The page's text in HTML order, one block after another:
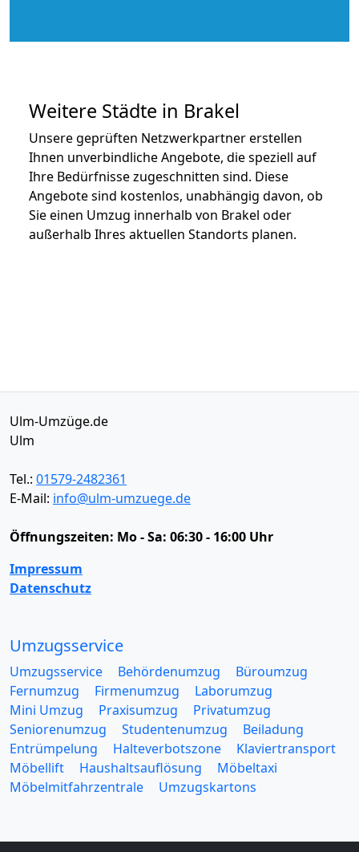
Weitere Städte in Brakel
Unsere geprüften Netzwerkpartner erstellen
Ihnen unverbindliche Angebote, die speziell auf
Ihre Bedürfnisse zugeschnitten sind. Diese
Angebote sind kostenlos, unabhängig davon, ob
Sie einen Umzug innerhalb von Brakel oder
außerhalb Ihres aktuellen Standorts planen.
Ulm-Umzüge.de
Ulm
Tel.: 01579-2482361
E-Mail: info@ulm-umzuege.de
Öffnungszeiten: Mo - Sa: 06:30 - 16:00 Uhr
Impressum
Datenschutz
Umzugsservice
Umzugsservice Behördenumzug
Büroumzug
Fernumzug
Firmenumzug
Laborumzug
Mini Umzug
Praxisumzug
Privatumzug
Seniorenumzug
Studentenumzug
Beiladung
Entrümpelung
Halteverbotszone
Klaviertransport
Möbellift
Haushaltsauflösung
Möbeltaxi
Möbelmitfahrzentrale
Umzugskartons